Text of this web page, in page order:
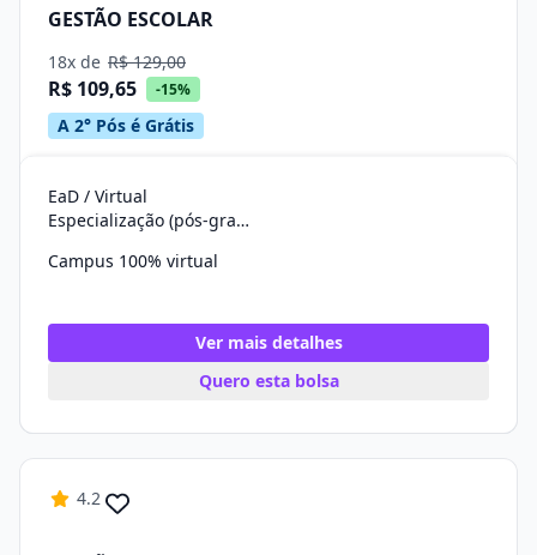
GESTÃO ESCOLAR
18x de R$ 129,00
R$ 109,65 -15%
A 2° Pós é Grátis
EaD / Virtual
Especialização (pós-graduação)
Campus 100% virtual
Ver mais detalhes
Quero esta bolsa
4.2